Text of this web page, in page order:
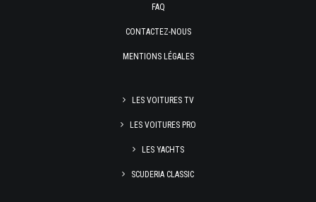
FAQ
CONTACTEZ-NOUS
MENTIONS LÉGALES
LES VOITURES TV
LES VOITURES PRO
LES YACHTS
SCUDERIA CLASSIC